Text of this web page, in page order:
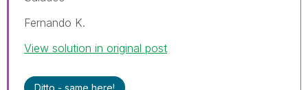
Fernando K.
View solution in original post
Ditto - same here!